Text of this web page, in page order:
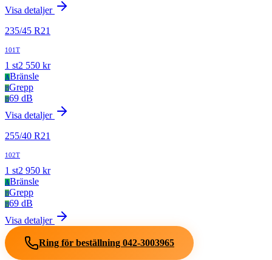
Visa detaljer
235/45 R21
101T
1 st2 550 kr
ABränsle
BGrepp
B69 dB
Visa detaljer
255/40 R21
102T
1 st2 950 kr
ABränsle
BGrepp
B69 dB
Visa detaljer
Ring för beställning 042-3003965